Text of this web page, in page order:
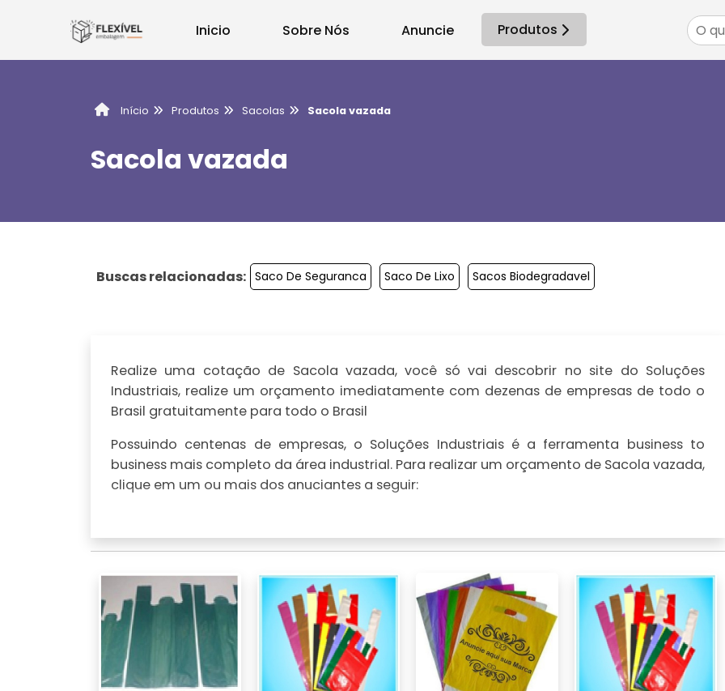
Inicio Sobre Nós Anuncie Produtos
Início Produtos Sacolas Sacola vazada
Sacola vazada
Buscas relacionadas: Saco De Seguranca Saco De Lixo Sacos Biodegradavel
Realize uma cotação de Sacola vazada, você só vai descobrir no site do Soluções
Industriais, realize um orçamento imediatamente com dezenas de empresas de todo o
Brasil gratuitamente para todo o Brasil
Possuindo centenas de empresas, o Soluções Industriais é a ferramenta business to
business mais completo da área industrial. Para realizar um orçamento de Sacola vazada,
clique em um ou mais dos anuciantes a seguir: